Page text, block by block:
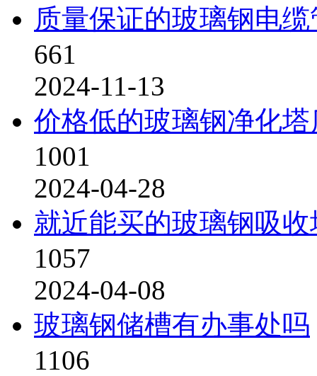
质量保证的玻璃钢电缆
661
2024-11-13
价格低的玻璃钢净化
1001
2024-04-28
就近能买的玻璃钢吸收
1057
2024-04-08
玻璃钢储槽有办事处吗
1106